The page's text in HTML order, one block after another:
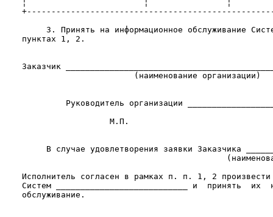
¦                        ¦                ¦
3. Принять на информационное обслуживание
    пунктах 1, 2.
Заказчик
                           (наименование организации)
Руководитель организации
                      М.П.
В случае удовлетворения заявки Заказчика
Исполнитель согласен в рамках п. п. 1, 2
Систем ___________________________ и  принять  их
    обслуживание.